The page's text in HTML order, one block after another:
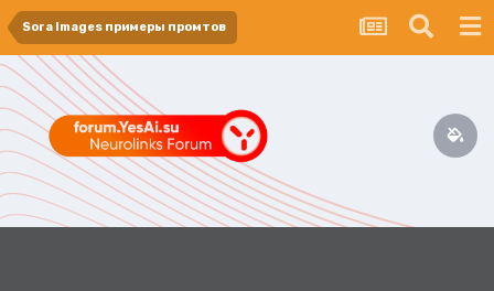
Sora Images примеры промтов